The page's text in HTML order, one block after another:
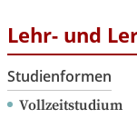
Lehr- und
Studienformen
Vollzeitstudium